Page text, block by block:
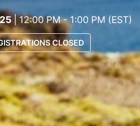
| 12:00 PM - 1:00 PM (EST)
CLOSED